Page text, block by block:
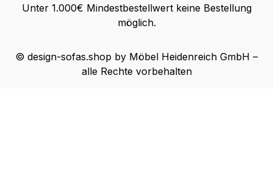
Unter 1.000€ Mindestbestellwert keine Bestellung
möglich.
© design-sofas.shop by Möbel Heidenreich GmbH –
alle Rechte vorbehalten